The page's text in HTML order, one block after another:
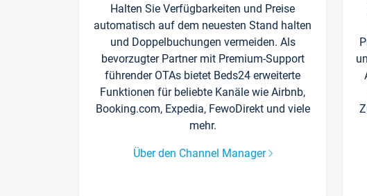
Halten Sie Verfügbarkeiten und Preise
automatisch auf dem neuesten Stand halten
und Doppelbuchungen vermeiden. Als
bevorzugter Partner mit Premium-Support
führender OTAs bietet Beds24 erweiterte
Funktionen für beliebte Kanäle wie Airbnb,
Booking.com, Expedia, FewoDirekt und viele
mehr.
Über den Channel Manager